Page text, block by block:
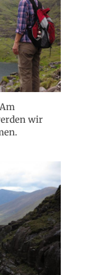
wir